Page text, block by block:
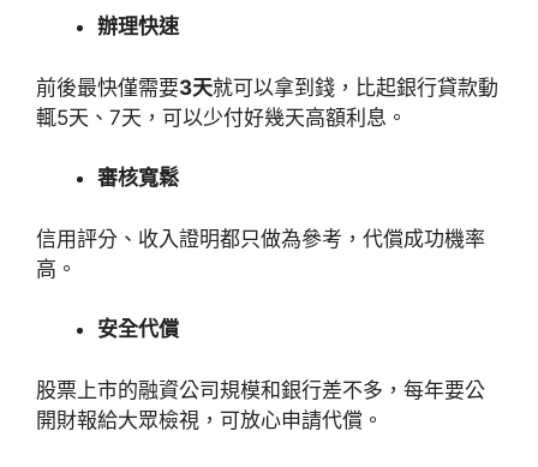
辦理快速
前後最快僅需要3天就可以拿到錢，比起銀行貸款動
輒5天、7天，可以少付好幾天高額利息。
審核寬鬆
信用評分、收入證明都只做為參考，代償成功機率
高。
安全代償
股票上市的融資公司規模和銀行差不多，每年要公
開財報給大眾檢視，可放心申請代償。